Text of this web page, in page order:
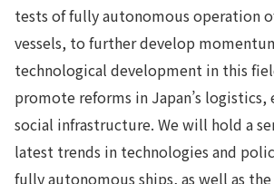
tests of fully autonomous operation
vessels, to further develop
technological development in this
promote reforms in Japan’s logistics,
social infrastructure. We will hold a
latest trends in technologies and
fully autonomous ships, as well as